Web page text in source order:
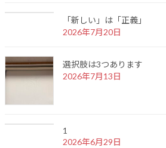
「新しい」は「正義」
2026年7月20日
選択肢は3つあります
2026年7月13日
1
2026年6月29日